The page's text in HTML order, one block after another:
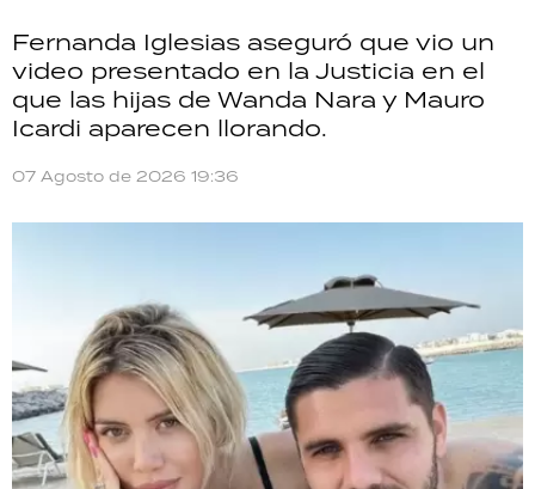
Fernanda Iglesias aseguró que vio un
video presentado en la Justicia en el
que las hijas de Wanda Nara y Mauro
Icardi aparecen llorando.
07 Agosto de 2026 19:36